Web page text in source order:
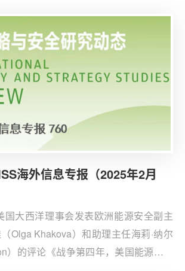
章《巴黎人工智能峰会错失全球人工智
海外信息专报（2025年2月
国大西洋理事会发表欧洲能源安全副主
Olga Khakova）和助理主任海莉·纳尔
）的评论《战争第四年，美国能源主导